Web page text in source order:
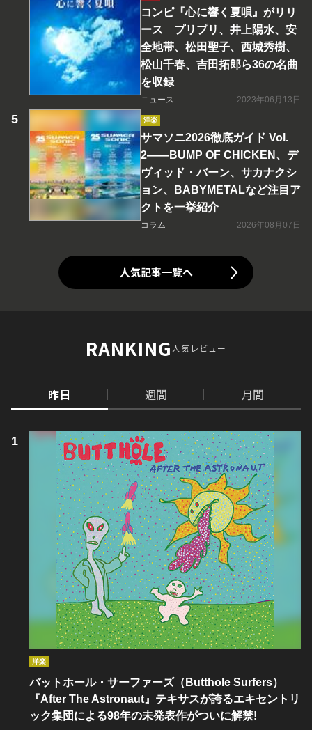
コンピ『心に響く夏唄』がリリ
ース プリプリ、井上陽水、安
全地帯、松田聖子、西城秀樹、
松山千春、吉田拓郎ら36の名曲
を収録
ニュース 2023年06月13日
洋楽
サマソニ2026徹底ガイド Vol.
2――BUMP OF CHICKEN、デ
ヴィッド・バーン、サカナクシ
ョン、BABYMETALなど注目ア
クトを一挙紹介
コラム 2026年08月07日
人気記事一覧へ
RANKING人気レビュー
昨日 週間 月間
洋楽
バットホール・サーファーズ（Butthole Surfers）
『After The Astronaut』テキサスが誇るエキセントリ
ック集団による98年の未発表作がついに解禁!